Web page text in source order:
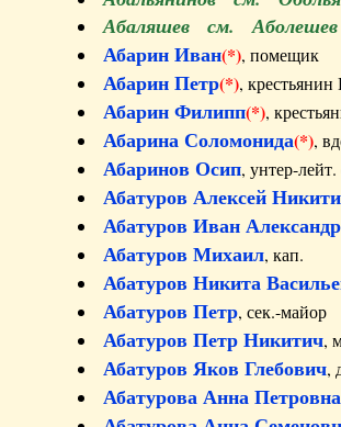
Абаляшев см. Аболешев
Абарин Иван(*),
Абарин Петр(*),
Абарин Филипп(*),
Абарина Соломонида(*),
Абаринов Осип, унтер-
Абатуров Алексей
Абатуров Иван
Абатуров Михаил, кап.
Абатуров Никита
Абатуров Петр, сек.-
Абатуров Петр Никитич,
Абатуров Яков Глебович,
Абатурова Анна Петровна